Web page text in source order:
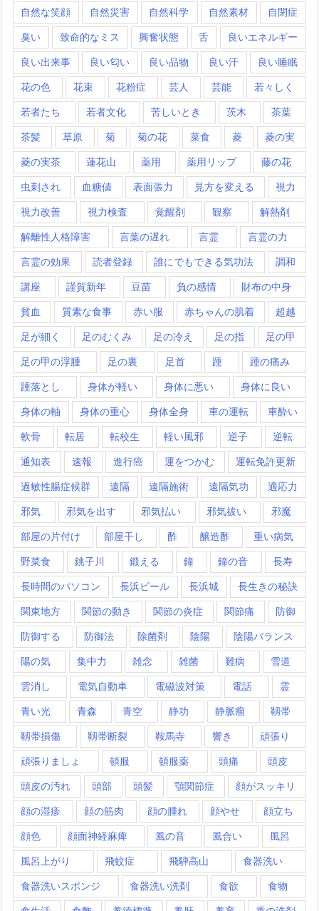
自然な笑顔 自然災害 自然科学 自然素材 自閉症
臭い 致命的なミス 興奮状態 舌 良いエネルギー
良い出来事 良い匂い 良い品物 良い汗 良い睡眠
花の色 花束 花粉症 芸人 芸能 若々しく
若者たち 若者文化 苦しいとき 茨木 茶葉
茶髪 草原 菊 菊の花 菜食 菱 菱の実
菱の実茶 蓮花山 薬用 薬用リップ 藤の花
虫刺され 血糖値 表面張力 見方を変える 視力
視力改善 視力検査 覚醒剤 観察 解熱剤
解離性人格障害 言葉の遅れ 言霊 言霊の力
言霊の効果 読者登録 誰にでもできる気功法 調和
講座 謹賀新年 豆苗 負の感情 財布の中身
貧血 質素な食事 赤い服 赤ちゃんの肌着 超越
足が細く 足のむくみ 足の冷え 足の指 足の甲
足の甲の浮腫 足の裏 足首 踵 踵の痛み
踵落とし 身体が軽い 身体に悪い 身体に良い
身体の軸 身体の重心 身体全身 車の運転 車酔い
軟骨 転居 転校生 軽い風邪 逆子 逆転
通知表 速報 進行癌 運をつかむ 運転免許更新
過敏性腸症候群 遠隔 遠隔施術 遠隔気功 適応力
邪気 邪気を出す 邪気払い 邪気祓い 邪魔
部屋の片付け 部屋干し 酢 醸造酢 重い病気
野菜食 銚子川 鍛える 鐘 鐘の音 長寿
長時間のパソコン 長浜ビール 長浜城 長生きの秘訣
関東地方 関節の動き 関節の炎症 関節痛 防御
防御する 防御法 除菌剤 陰陽 陰陽バランス
陽の気 集中力 雑念 雑菌 難病 雪道
雲消し 電気自動車 電磁波対策 電話 霊
青い光 青森 青空 静功 静脈瘤 靱帯
靱帯損傷 靱帯断裂 鞍馬寺 響き 頑張り
頑張りましょ 頓服 頓服薬 頭痛 頭皮
頭皮の汚れ 頭部 頭髪 顎関節症 顔がスッキリ
顔の湿疹 顔の筋肉 顔の腫れ 顔やせ 顔立ち
顔色 顔面神経麻痺 風の音 風合い 風呂
風呂上がり 飛蚊症 飛騨高山 食器洗い
食器洗いスポンジ 食器洗い洗剤 食欲 食物